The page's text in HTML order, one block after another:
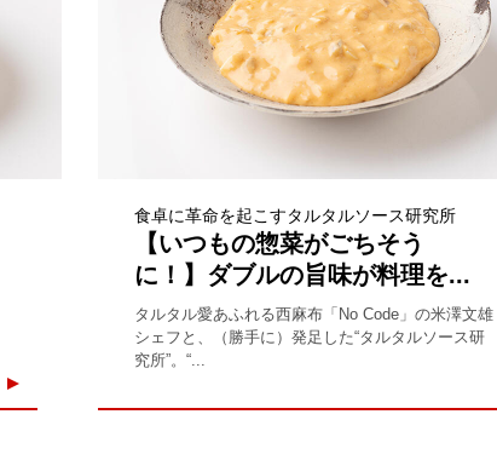
食卓に革命を起こすタルタルソース研究所
【いつもの惣菜がごちそう
に！】ダブルの旨味が料理を...
タルタル愛あふれる西麻布「No Code」の米澤文雄
シェフと、（勝手に）発足した“タルタルソース研
究所”。“...